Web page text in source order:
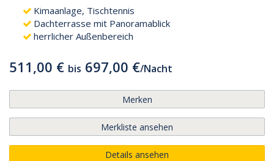
Kimaanlage, Tischtennis
Dachterrasse mit Panoramablick
herrlicher Außenbereich
511,00 € bis 697,00 €/Nacht
Merken
Merkliste ansehen
Details ansehen